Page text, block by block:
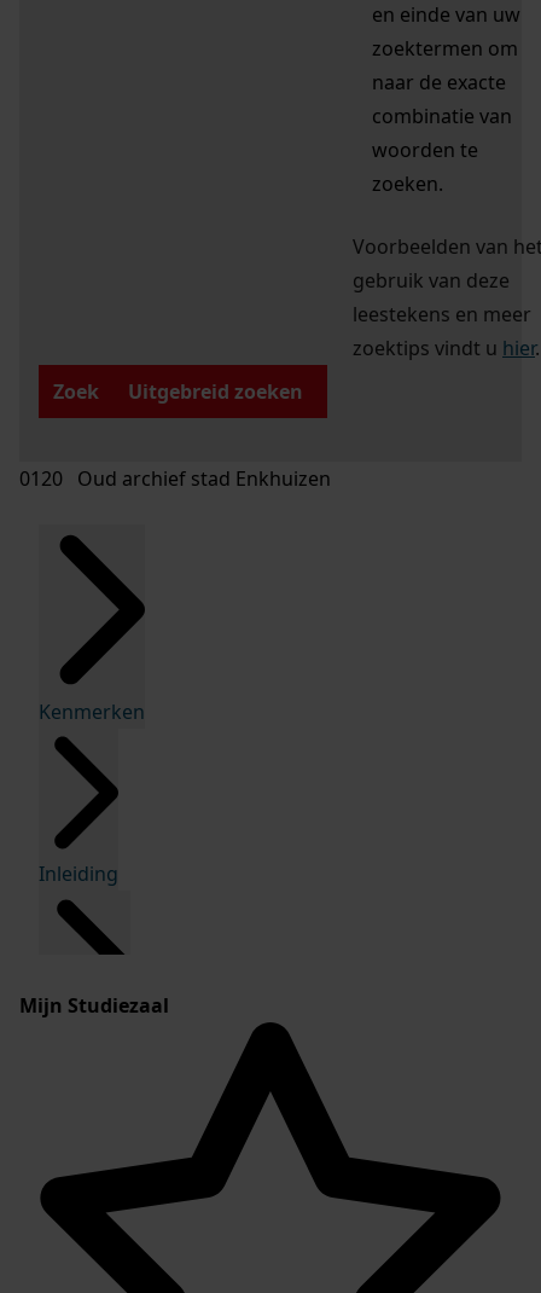
en einde van uw
zoektermen om
naar de exacte
combinatie van
woorden te
zoeken.
Voorbeelden van
gebruik van deze
leestekens en meer
zoektips vindt u hier.
Zoek
Uitgebreid zoeken
0120 Oud archief stad Enkhuizen
Kenmerken
Inleiding
Mijn Studiezaal